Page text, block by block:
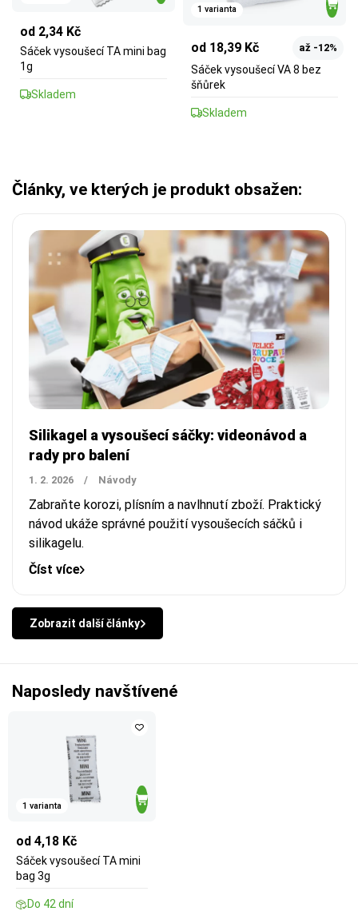
od 2,34 Kč
Sáček vysoušecí TA mini bag
1g
Skladem
1 varianta
od 18,39 Kč až -12%
Sáček vysoušecí VA 8 bez
šňůrek
Skladem
Články, ve kterých je produkt obsažen:
Silikagel a vysoušecí sáčky: videonávod a
rady pro balení
1. 2. 2026 / Návody
Zabraňte korozi, plísním a navlhnutí zboží. Praktický
návod ukáže správné použití vysoušecích sáčků i
silikagelu.
Číst více
Zobrazit další články
Naposledy navštívené
1 varianta
od 4,18 Kč
Sáček vysoušecí TA mini
bag 3g
Do 42 dní